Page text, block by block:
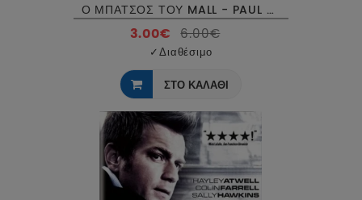
Ο ΜΠΑΤΣΟΣ ΤΟΥ MALL - PAUL BLART MALL COP DVD USED
3.00€ 6.00€
✓Διαθέσιμο
ΣΤΟ ΚΑΛΑΘΙ